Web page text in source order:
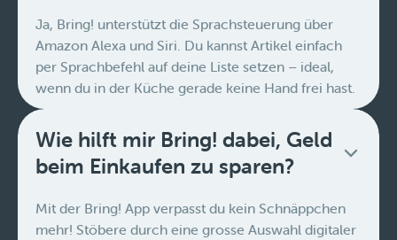
Ja, Bring! unterstützt die Sprachsteuerung über
Amazon Alexa und Siri. Du kannst Artikel einfach
per Sprachbefehl auf deine Liste setzen – ideal,
wenn du in der Küche gerade keine Hand frei hast.
Wie hilft mir Bring! dabei, Geld
beim Einkaufen zu sparen?
Mit der Bring! App verpasst du kein Schnäppchen
mehr! Stöbere durch eine grosse Auswahl digitaler